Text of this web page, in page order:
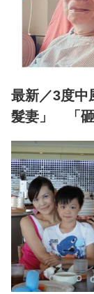
最新／3度中
髮妻」 「砸